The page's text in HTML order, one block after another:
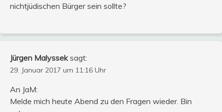
nichtjüdischen Bürger sein sollte?
Jürgen Malyssek sagt:
29. Januar 2017 um 11:16 Uhr
An JaM:
Melde mich heute Abend zu den Fragen wieder. Bin